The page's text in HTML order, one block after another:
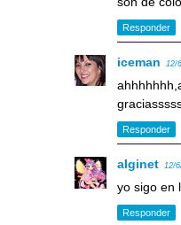
Responder
iceman 12/
Responder
alginet 12/
yo sigo en
Responder